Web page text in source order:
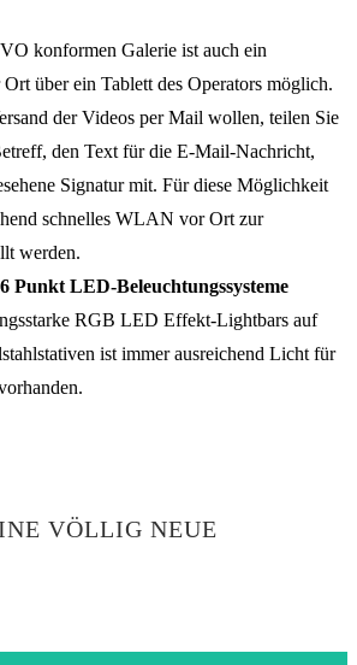
konformen Galerie ist auch ein
über ein Tablett des Operators möglich.
der Videos per Mail wollen, teilen Sie
den Text für die E-Mail-Nachricht,
Signatur mit. Für diese Möglichkeit
schnelles WLAN vor Ort zur
werden.
Punkt LED-Beleuchtungssysteme
RGB LED Effekt-Lightbars auf
ist immer ausreichend Licht für
VÖLLIG NEUE